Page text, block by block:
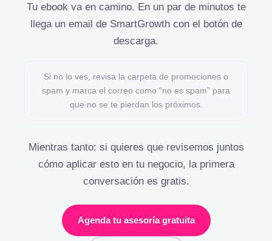
Tu ebook va en camino. En un par de minutos te
llega un email de SmartGrowth con el botón de
descarga.
Si no lo ves, revisa la carpeta de promociones o
spam y marca el correo como “no es spam” para
que no se te pierdan los próximos.
Mientras tanto: si quieres que revisemos juntos
cómo aplicar esto en tu negocio, la primera
conversación es gratis.
Agenda tu asesoría gratuita